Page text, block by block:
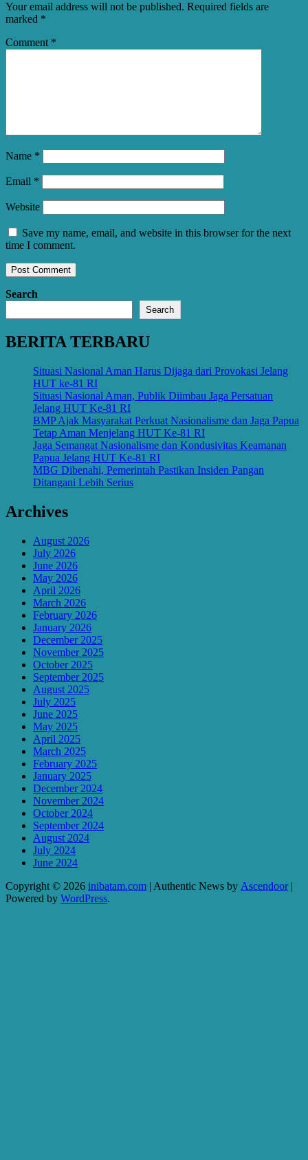
Your email address will not be published. Required fields are
marked *
Comment *
Name *
Email *
Website
Save my name, email, and website in this browser for the next
time I comment.
Search
Search
BERITA TERBARU
Situasi Nasional Aman Harus Dijaga dari Provokasi Jelang
HUT ke-81 RI
Situasi Nasional Aman, Publik Diimbau Jaga Persatuan
Jelang HUT Ke-81 RI
BMP Ajak Masyarakat Perkuat Nasionalisme dan Jaga Papua
Tetap Aman Menjelang HUT Ke-81 RI
Jaga Semangat Nasionalisme dan Kondusivitas Keamanan
Papua Jelang HUT Ke-81 RI
MBG Dibenahi, Pemerintah Pastikan Insiden Pangan
Ditangani Lebih Serius
Archives
August 2026
July 2026
June 2026
May 2026
April 2026
March 2026
February 2026
January 2026
December 2025
November 2025
October 2025
September 2025
August 2025
July 2025
June 2025
May 2025
April 2025
March 2025
February 2025
January 2025
December 2024
November 2024
October 2024
September 2024
August 2024
July 2024
June 2024
Copyright © 2026 inibatam.com | Authentic News by Ascendoor|
Powered by WordPress.